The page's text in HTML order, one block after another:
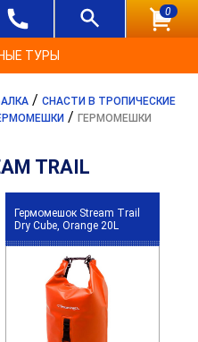
0
ТУРЫ
/ СНАСТИ В ТРОПИЧЕСКИЕ
/ ГЕРМОМЕШКИ
TRAIL
Гермомешок Stream Trail
Dry Cube, Orange 20L